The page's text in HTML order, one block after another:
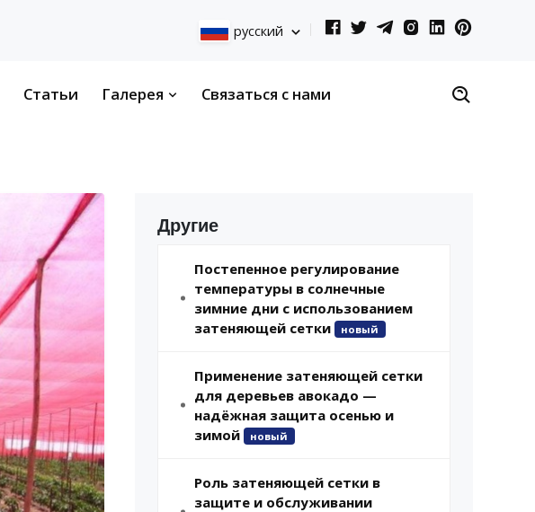
русский
Статьи Галерея Связаться с нами
Другие
Постепенное регулирование
температуры в солнечные
зимние дни с использованием
затеняющей сетки
новый
Применение затеняющей сетки
для деревьев авокадо —
надёжная защита осенью и
зимой
новый
Роль затеняющей сетки в
защите и обслуживании